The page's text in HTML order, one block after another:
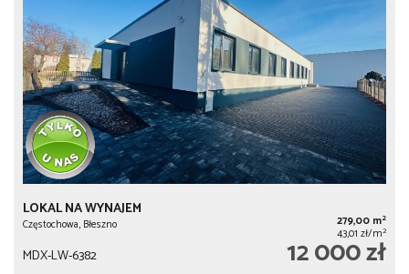
LOKAL NA WYNAJEM
Częstochowa, Błeszno 279,00 m2
43,01 zł/m2
MDX-LW-6382 12 000 zł